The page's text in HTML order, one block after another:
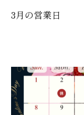
3月の営業日